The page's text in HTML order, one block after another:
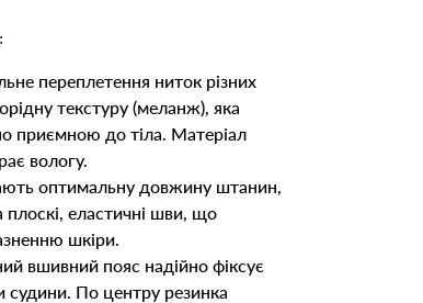
переплетення ниток різних
текстуру (меланж), яка
приємною до тіла. Матеріал
вологу.
оптимальну довжину штанин,
плоскі, еластичні шви, що
шкіри.
вшивний пояс надійно фіксує
судини. По центру резинка